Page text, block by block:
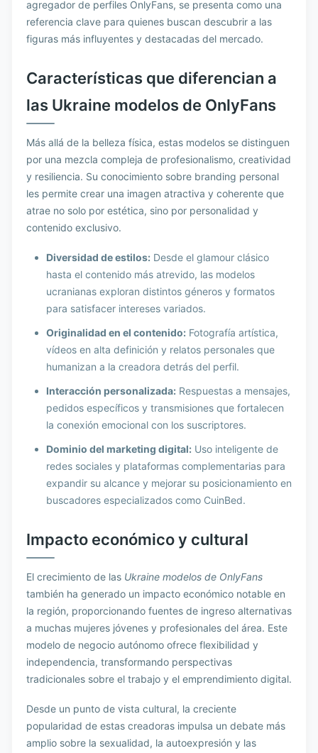
agregador de perfiles OnlyFans, se presenta como una
referencia clave para quienes buscan descubrir a las
figuras más influyentes y destacadas del mercado.
Características que diferencian a
las Ukraine modelos de OnlyFans
Más allá de la belleza física, estas modelos se distinguen
por una mezcla compleja de profesionalismo, creatividad
y resiliencia. Su conocimiento sobre branding personal
les permite crear una imagen atractiva y coherente que
atrae no solo por estética, sino por personalidad y
contenido exclusivo.
Diversidad de estilos: Desde el glamour clásico
hasta el contenido más atrevido, las modelos
ucranianas exploran distintos géneros y formatos
para satisfacer intereses variados.
Originalidad en el contenido: Fotografía artística,
vídeos en alta definición y relatos personales que
humanizan a la creadora detrás del perfil.
Interacción personalizada: Respuestas a mensajes,
pedidos específicos y transmisiones que fortalecen
la conexión emocional con los suscriptores.
Dominio del marketing digital: Uso inteligente de
redes sociales y plataformas complementarias para
expandir su alcance y mejorar su posicionamiento en
buscadores especializados como CuinBed.
Impacto económico y cultural
El crecimiento de las Ukraine modelos de OnlyFans
también ha generado un impacto económico notable en
la región, proporcionando fuentes de ingreso alternativas
a muchas mujeres jóvenes y profesionales del área. Este
modelo de negocio autónomo ofrece flexibilidad y
independencia, transformando perspectivas
tradicionales sobre el trabajo y el emprendimiento digital.
Desde un punto de vista cultural, la creciente
popularidad de estas creadoras impulsa un debate más
amplio sobre la sexualidad, la autoexpresión y las